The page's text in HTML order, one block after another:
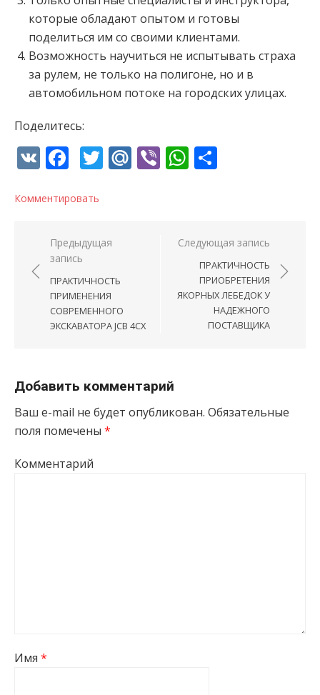
которые обладают опытом и готовы
поделиться им со своими клиентами.
Возможность научиться не испытывать страха
за рулем, не только на полигоне, но и в
автомобильном потоке на городских улицах.
Поделитесь:
VK Facebook
Twitter
Mail.Ru
ViberWhatsApp
Комментировать
Навигация по записям
Предыдущая
запись
ПРАКТИЧНОСТЬ
ПРИМЕНЕНИЯ
СОВРЕМЕННОГО
ЭКСКАВАТОРА JCB 4CX
Следующая запись
ПРАКТИЧНОСТЬ
ПРИОБРЕТЕНИЯ
ЯКОРНЫХ ЛЕБЕДОК У
НАДЕЖНОГО
ПОСТАВЩИКА
Добавить комментарий
Ваш e-mail не будет опубликован. Обязательные
поля помечены *
Комментарий
Имя *